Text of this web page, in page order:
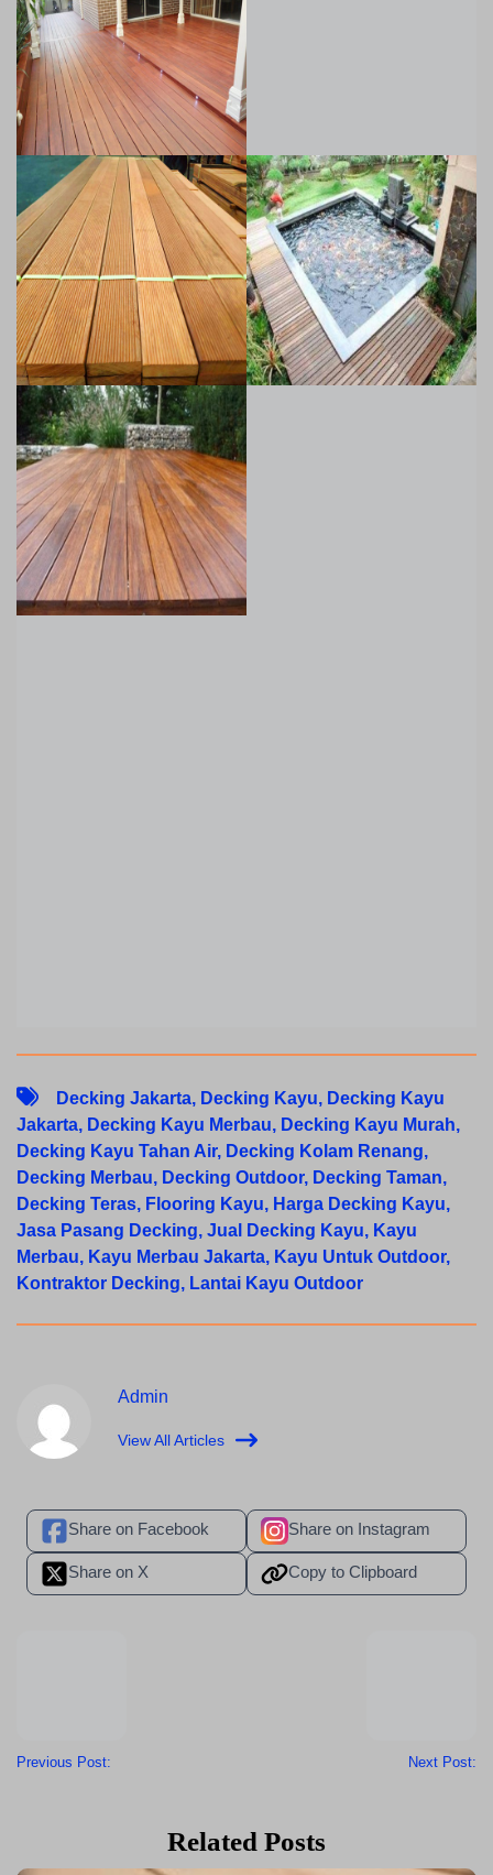
Decking Jakarta, Decking Kayu, Decking Kayu
Jakarta, Decking Kayu Merbau, Decking Kayu Murah,
Decking Kayu Tahan Air, Decking Kolam Renang,
Decking Merbau, Decking Outdoor, Decking Taman,
Decking Teras, Flooring Kayu, Harga Decking Kayu,
Jasa Pasang Decking, Jual Decking Kayu, Kayu
Merbau, Kayu Merbau Jakarta, Kayu Untuk Outdoor,
Kontraktor Decking, Lantai Kayu Outdoor
Admin
View All Articles
Share on Facebook Share on Instagram
Share on X Copy to Clipboard
Previous Post: Next Post:
Related Posts